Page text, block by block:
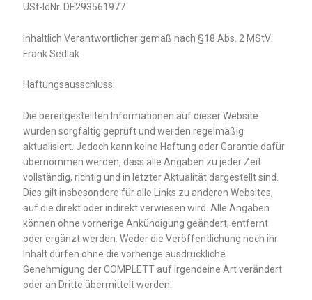
USt-IdNr. DE293561977
Inhaltlich Verantwortlicher gemäß nach §18 Abs. 2 MStV:
Frank Sedlak
Haftungsausschluss:
Die bereitgestellten Informationen auf dieser Website
wurden sorgfältig geprüft und werden regelmäßig
aktualisiert. Jedoch kann keine Haftung oder Garantie dafür
übernommen werden, dass alle Angaben zu jeder Zeit
vollständig, richtig und in letzter Aktualität dargestellt sind.
Dies gilt insbesondere für alle Links zu anderen Websites,
auf die direkt oder indirekt verwiesen wird. Alle Angaben
können ohne vorherige Ankündigung geändert, entfernt
oder ergänzt werden. Weder die Veröffentlichung noch ihr
Inhalt dürfen ohne die vorherige ausdrückliche
Genehmigung der COMPLETT auf irgendeine Art verändert
oder an Dritte übermittelt werden.